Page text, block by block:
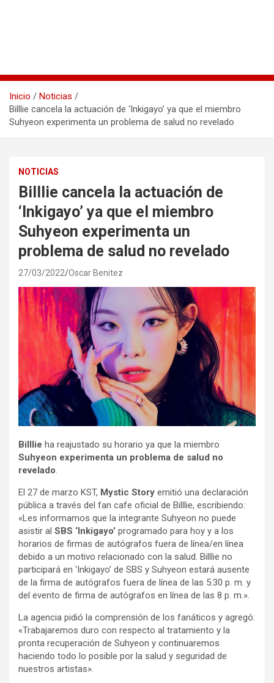
Inicio
Noticias
Billlie cancela la actuación de ‘Inkigayo’ ya que el miembro
Suhyeon experimenta un problema de salud no revelado
NOTICIAS
Billlie cancela la actuación de
‘Inkigayo’ ya que el miembro
Suhyeon experimenta un
problema de salud no revelado
27/03/2022 Oscar Benitez
Billlie ha reajustado su horario ya que la miembro
Suhyeon experimenta un problema de salud no
revelado.
El 27 de marzo KST, Mystic Story emitió una declaración
pública a través del fan cafe oficial de Billlie, escribiendo:
«Les informamos que la integrante Suhyeon no puede
asistir al SBS ‘Inkigayo’ programado para hoy y a los
horarios de firmas de autógrafos fuera de línea/en línea
debido a un motivo relacionado con la salud. Billlie no
participará en ‘Inkigayo’ de SBS y Suhyeon estará ausente
de la firma de autógrafos fuera de línea de las 5:30 p. m. y
del evento de firma de autógrafos en línea de las 8 p. m.».
La agencia pidió la comprensión de los fanáticos y agregó:
«Trabajaremos duro con respecto al tratamiento y la
pronta recuperación de Suhyeon y continuaremos
haciendo todo lo posible por la salud y seguridad de
nuestros artistas».